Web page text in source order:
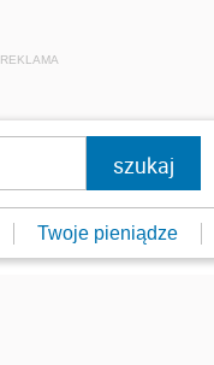
REKLAMA
Twoje pieniądze